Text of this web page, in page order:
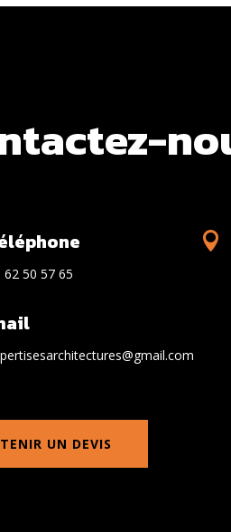
62 50 57 65

UN DEVIS